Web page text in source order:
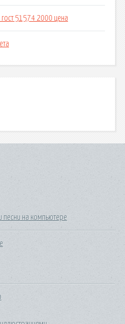
51574 2000 цена
песни на компьютере